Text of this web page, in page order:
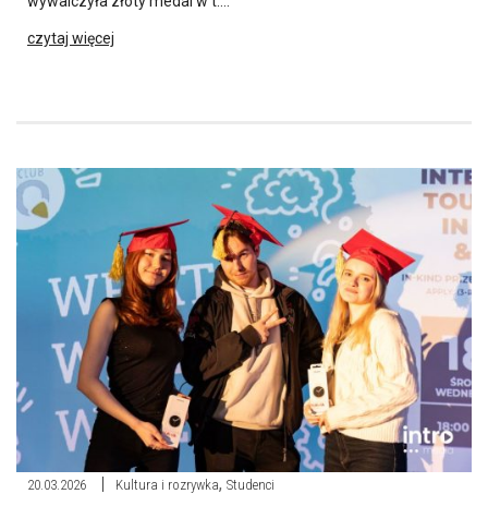
czytaj więcej
20.03.2026 Kultura i rozrywka, Studenci